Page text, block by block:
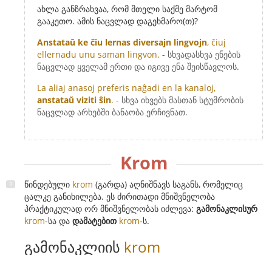
ახლა განზრახვაა, რომ მთელი საქმე მარტომ
გააკეთო. ამის ნაცვლად დაგეხმარო(თ)?
Anstataŭ ke ĉiu lernas diversajn lingvojn, ĉiuj
ellernadu unu saman lingvon. - სხვადასხვა ენების
ნაცვლად ყველამ ერთი და იგივე ენა შეისწავლოს.
La aliaj anasoj preferis naĝadi en la kanaloj,
anstataŭ viziti ŝin. - სხვა იხვებს მასთან სტუმრობის
ნაცვლად არხებში ბანაობა ერჩივნათ.
Krom
წინდებული krom (გარდა) აღნიშნავს საგანს, რომელიც
ცალკე განიხილება. ეს ძირითადი მნიშვნელობა
პრაქტიკულად ორ მნიშვნელობას იძლევა: გამონაკლისურ
krom-სა და დამატებით krom-ს.
გამონაკლიის krom